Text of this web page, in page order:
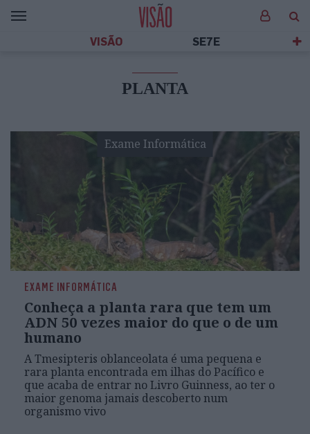
VISÃO SE7E
PLANTA
Exame Informática
EXAME INFORMÁTICA
Conheça a planta rara que tem um
ADN 50 vezes maior do que o de um
humano
A Tmesipteris oblanceolata é uma pequena e
rara planta encontrada em ilhas do Pacífico e
que acaba de entrar no Livro Guinness, ao ter o
maior genoma jamais descoberto num
organismo vivo